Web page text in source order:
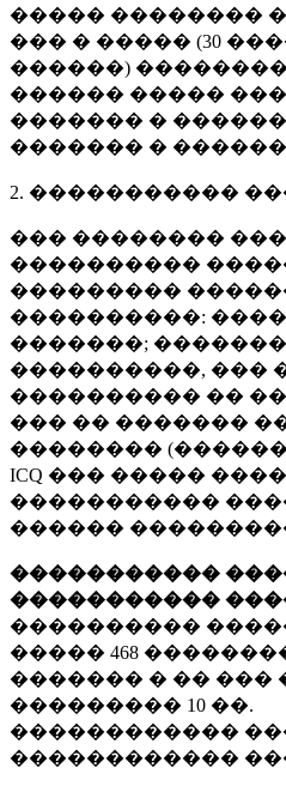
����� ��������
��� � ����� (30
������)
������ �����
������� �
������� �
2. �����������
��� ��������
����������
���������
����������:
�������;
����������, ���
���������� ��
��� �� �������
��������
ICQ ��� �����
�����������
������
�����������
�����������
����������
����� 468
������� � �� ���
��������� 10 ��.
������������
������������